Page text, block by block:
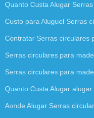
Quanto Custa Alugar
Custo para Aluguel Serras
Contratar Serras circulares
Serras circulares para
Serras circulares para
Quanto Custa Alugar
Aonde Alugar Serras